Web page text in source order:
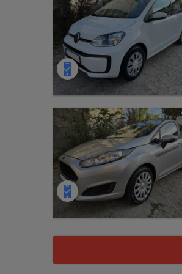
(0722363530) IN FIECARE ZI
SAMBATA SI DUMINICA. NU
MULTUMIM PENTRU
CONTACT :